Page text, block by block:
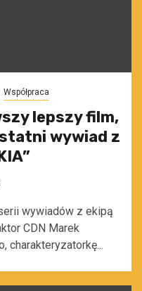
Współpraca
lepszy film,
wywiad z
wywiadów z ekipą
CDN Marek
charakteryzatorkę...